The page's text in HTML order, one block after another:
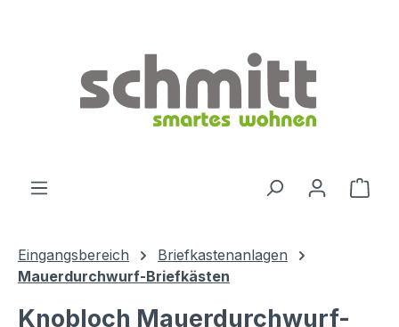
Eingangsbereich
Briefkastenanlagen
Mauerdurchwurf-Briefkästen
Knobloch Mauerdurchwurf-